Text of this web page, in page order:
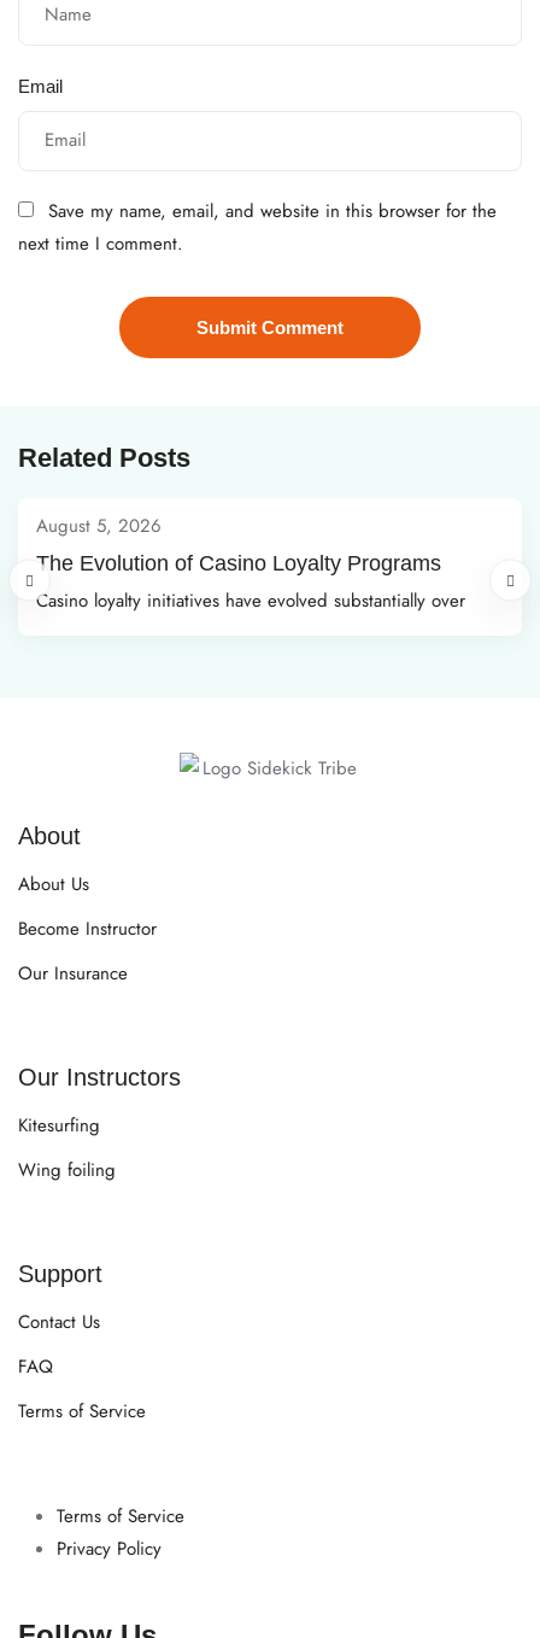
Email
Save my name, email, and website in this browser for the
next time I comment.
Related Posts
August 5, 2026
The Evolution of Casino Loyalty Programs
Casino loyalty initiatives have evolved substantially over
About
About Us
Become Instructor
Our Insurance
Our Instructors
Kitesurfing
Wing foiling
Support
Contact Us
FAQ
Terms of Service
Terms of Service
Privacy Policy